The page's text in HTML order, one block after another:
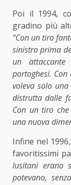
Poi il 1994,
gradino più
“Con un tiro
sinistro prima
un
portoghesi.
voleva solo
distrutta dalle
Con un tiro
una nuova
Infine nel
favoritissimi
lusitani erano
potevano,